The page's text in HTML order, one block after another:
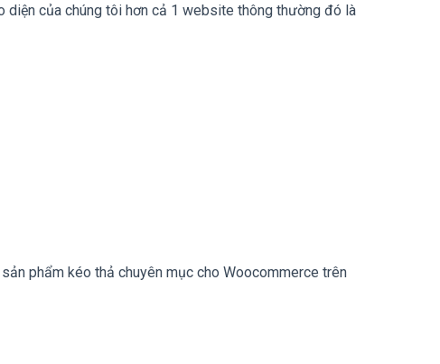
diện của chúng tôi hơn cả 1 website thông thường đó là
phẩm kéo thả chuyên mục cho Woocommerce trên